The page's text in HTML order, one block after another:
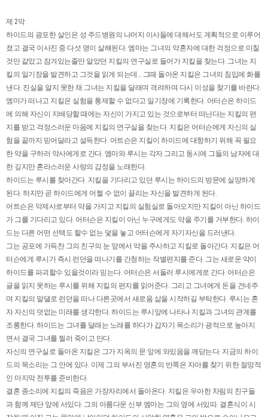
제 2막
하이드의 광포한 살인은 성 주드병원의 나머지 이사들에 대해서도 계획적으로 이루어
졌고 결국 이사진 중 다섯 명이 살해된다. 엠마는 그녀의 약혼자에 대한 걱정으로 미칠
것만 같았고 잠겨있는줄만 알았던 지킬의 연구실로 들어가 지킬을 찾는다. 그녀는 지
킬의 일기장을 발견하고 그것을 읽게 되는데… 그때 돌아온 지킬은 그녀의 침입에 화를
낸다. 진실을 알지 못한 채 그녀는 지킬을 달래며 격려하며 다시 이성을 찾기를 바란다.
엠마가 떠나고 지킬은 실험을 통제할 수 없다고 일기장에 기록한다. 어터슨은 하이드
에 의해 자신이 지배당할 때에는 자신이 가지고 있는 것으로부터 떠난다는 지킬의 편
지를 받고 걱정스러운 마음에 지킬의 연구실을 찾는다. 지킬은 어터슨에게 자신의 실
험을 끝까지 믿어달라고 설득한다. 어트슨은 지킬이 하이드에 대항하기 위해 꼭 필요
한 약을 구하러 약사에게로 간다. 엠마와 루시는 각자 그리고 동시에 그들의 남자에 대
한 깊지만 혼라스러운 사랑의 감정을 노래한다.
하이드는 루시를 찾아간다. 지킬을 기다리고 있던 루시는 하이드의 방문에 실망하게
된다. 하지만 곧 하이드에게 어쩔 수 없이 끌리는 자신을 발견하게 된다.
어트슨은 악제사로부터 약을 가지고 지킬의 실험실로 돌아오지만 지킬이 아닌 하이드
가 그를 기다리고 있다. 어터슨은 지킬이 아닌 누구에게도 약을 주기를 거부한다. 하이
드는 다른 어떤 선택도 할수 없는 덫을 놓고 어터슨에게 자기자신을 드러낸다.
그는 공포에 가득찬 그의 친구의 눈 앞에서 약을 주사하고 지킬로 돌아간다. 지킬은 어
터슨에게 루시가 즉시 런던을 떠나기를 간청하는 작별편지를 준다. 그는 새로운 약이
하이드를 파괴할수 있을것이라 믿는다. 어터슨은 서둘러 루시에게로 간다. 어터슨은
글을 읽지 못하는 루시를 위해 지킬의 편지를 읽어준다. 그리고 그녀에게 돈을 건네주
며 지킬의 말댈로 런던을 떠나 다른곳에서 새로움 삶을 시작하길 부탁한다. 루시는 혼
자 자신의 덧없는 미래를 생각한다. 하이드는 루시앞에 나타나 지킬과 그녀의 관계를
조롱한다. 하이드는 그녀를 달래는 노래를 하다가 갑자기 목소리가 광적으로 높아지
면서 결국 그녀를 찔러 죽이고 만다.
자신의 연구실로 돌아온 지킬은 그가 지옥의 문 앞에 와있음을 깨닫는다. 지금의 하이
드의 목소리는 그 안에 있다. 이제 그의 부서진 영혼의 반쪽은 자아를 찾기 위한 절망적
인 마지막 전투를 준비한다.
결혼 종소리에 지킬의 죽음은 가장자리에서 돌아온다. 지킬은 우아한 차림의 친구들
과 함께 제단 앞에 서있다. 그의 아름다운 신부 엠마는 그의 옆에 서있따. 결혼식이 시